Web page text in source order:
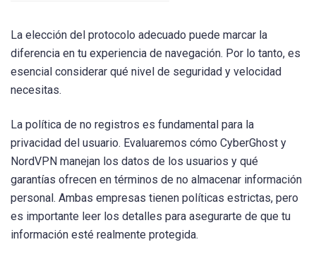
La elección del protocolo adecuado puede marcar la
diferencia en tu experiencia de navegación. Por lo tanto, es
esencial considerar qué nivel de seguridad y velocidad
necesitas.
La política de no registros es fundamental para la
privacidad del usuario. Evaluaremos cómo CyberGhost y
NordVPN manejan los datos de los usuarios y qué
garantías ofrecen en términos de no almacenar información
personal. Ambas empresas tienen políticas estrictas, pero
es importante leer los detalles para asegurarte de que tu
información esté realmente protegida.